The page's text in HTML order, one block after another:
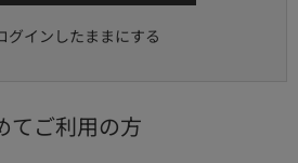
グインしたままにする
てご利用の方